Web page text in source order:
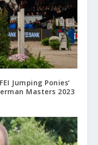
Jumping Ponies‘
Masters 2023